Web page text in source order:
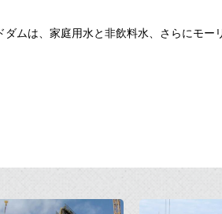
ムは、家庭用水と非飲料水、さらにモー